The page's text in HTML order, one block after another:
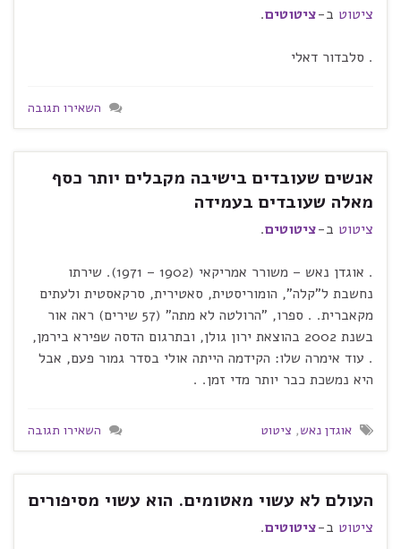
ציטוט ב-ציטוטים.
. סלבדור דאלי
השאירו תגובה
אנשים שעובדים בישיבה מקבלים יותר כסף
מאלה שעובדים בעמידה
ציטוט ב-ציטוטים.
. אוגדן נאש – משורר אמריקאי (1902 – 1971). שירתו
נחשבת ל"קלה", הומוריסטית, סאטירית, סרקאסטית ולעתים
מקאברית. . ספרו, "הרולטה לא מתה" (57 שירים) ראה אור
בשנת 2002 בהוצאת ירון גולן, ובתרגום הדסה שפירא בירמן,
. עוד אימרה שלו: הקידמה הייתה אולי בסדר גמור פעם, אבל
היא נמשכת כבר יותר מדי זמן. .
אוגדן נאש, ציטוט השאירו תגובה
העולם לא עשוי מאטומים. הוא עשוי מסיפורים
ציטוט ב-ציטוטים.